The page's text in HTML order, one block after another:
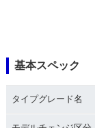
基本スペック
タイプグレード名